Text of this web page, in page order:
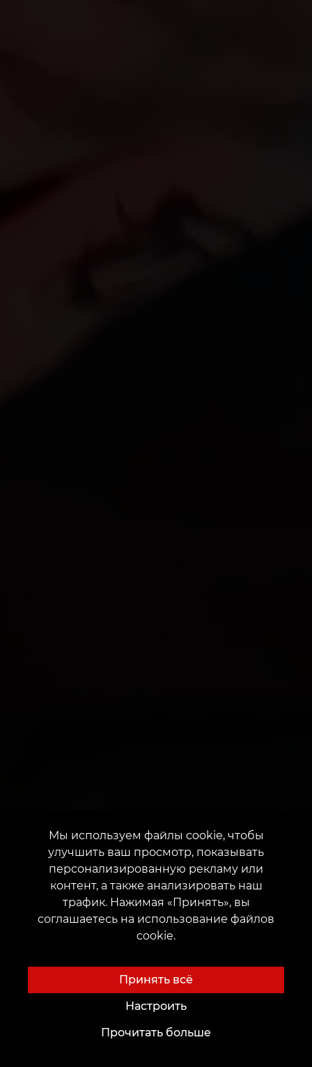
Мы используем файлы cookie, чтобы
улучшить ваш просмотр, показывать
персонализированную рекламу или
контент, а также анализировать наш
трафик. Нажимая «Принять», вы
соглашаетесь на использование файлов
cookie.
Принять всё
Настроить
Прочитать больше